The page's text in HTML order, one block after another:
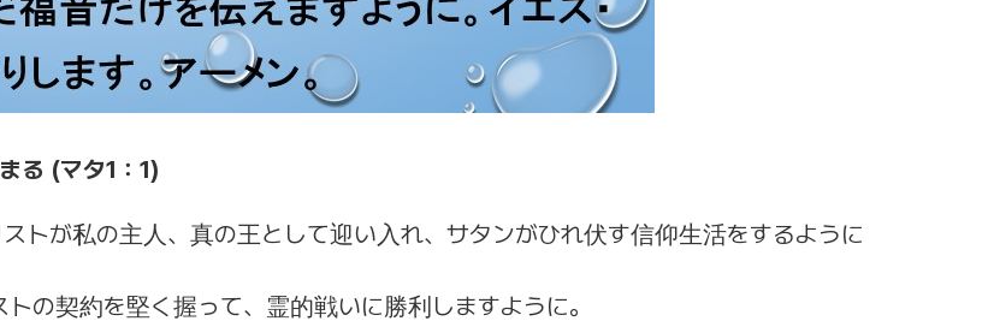
る (マタ1：1)
トが私の主人、真の王として迎い入れ、サタンがひれ伏す信仰生活をするように
の契約を堅く握って、霊的戦いに勝利しますように。